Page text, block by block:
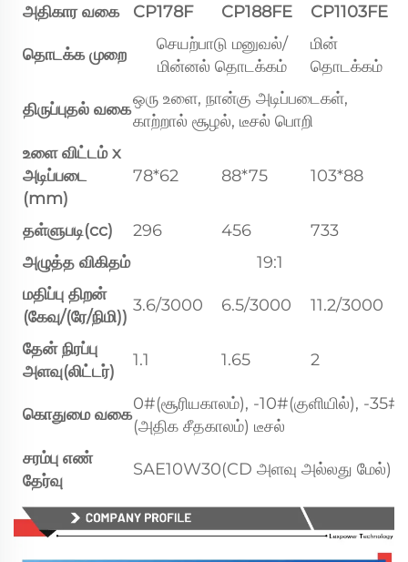
அதிகார வகை CP178F CP188FE CP1103FE
தொடக்க முறை
செயற்பாடு மனுவல்/
மின்னல் தொடக்கம்
மின்
தொடக்கம்
திருப்புதல் வகை
ஒரு உளை, நான்கு அடிப்படைகள்,
காற்றால் சூழல், டீசல் பொறி
உளை விட்டம் x
அடிப்படை
(mm)
78*62 88*75 103*88
தள்ளுபடி(cc) 296 456
733
அழுத்த விகிதம்
19:1
மதிப்பு திறன்
(கேவு/(ரே/நிமி))
3.6/3000 6.5/3000 11.2/3000
தேன் நிரப்பு
அளவு(லிட்டர்)
1.1 1.65 2
கொதுமை வகை
0#(சூரியகாலம்), -10#(குளியில்), -35#
(அதிக சீதகாலம்) டீசல்
சரம்பு எண்
தேர்வு
SAE10W30(CD அளவு அல்லது மேல்)